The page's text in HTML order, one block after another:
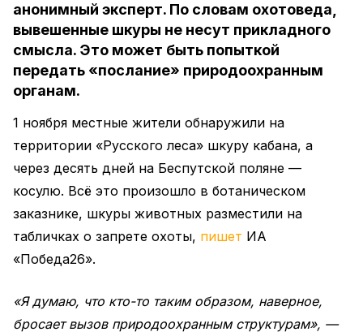
анонимный эксперт. По словам охотоведа,
вывешенные шкуры не несут прикладного
смысла. Это может быть попыткой
передать «послание» природоохранным
органам.
1 ноября местные жители обнаружили на
территории «Русского леса» шкуру кабана, а
через десять дней на Беспутской поляне —
косулю. Всё это произошло в ботаническом
заказнике, шкуры животных разместили на
табличках о запрете охоты, пишет ИА
«Победа26».
«Я думаю, что кто-то таким образом, наверное,
бросает вызов природоохранным структурам», —